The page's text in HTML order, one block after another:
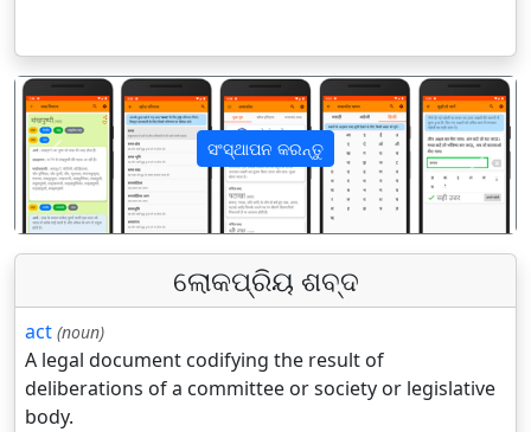
ସଂସ୍ଥାପନ କରନ୍ତୁ
पिछला अगला
ଲୋକପ୍ରିୟ ଶବ୍ଦ
act (noun)
A legal document codifying the result of
deliberations of a committee or society or legislative
body.